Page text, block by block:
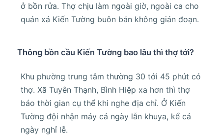
ở bồn rửa. Thợ chịu làm ngoài giờ, ngoài ca cho
quán xá Kiến Tường buôn bán không gián đoạn.
Thông bồn cầu Kiến Tường bao lâu thì thợ tới?
Khu phường trung tâm thường 30 tới 45 phút có
thợ. Xã Tuyên Thạnh, Bình Hiệp xa hơn thì thợ
báo thời gian cụ thể khi nghe địa chỉ. Ở Kiến
Tường đội nhận máy cả ngày lẫn khuya, kể cả
ngày nghỉ lễ.